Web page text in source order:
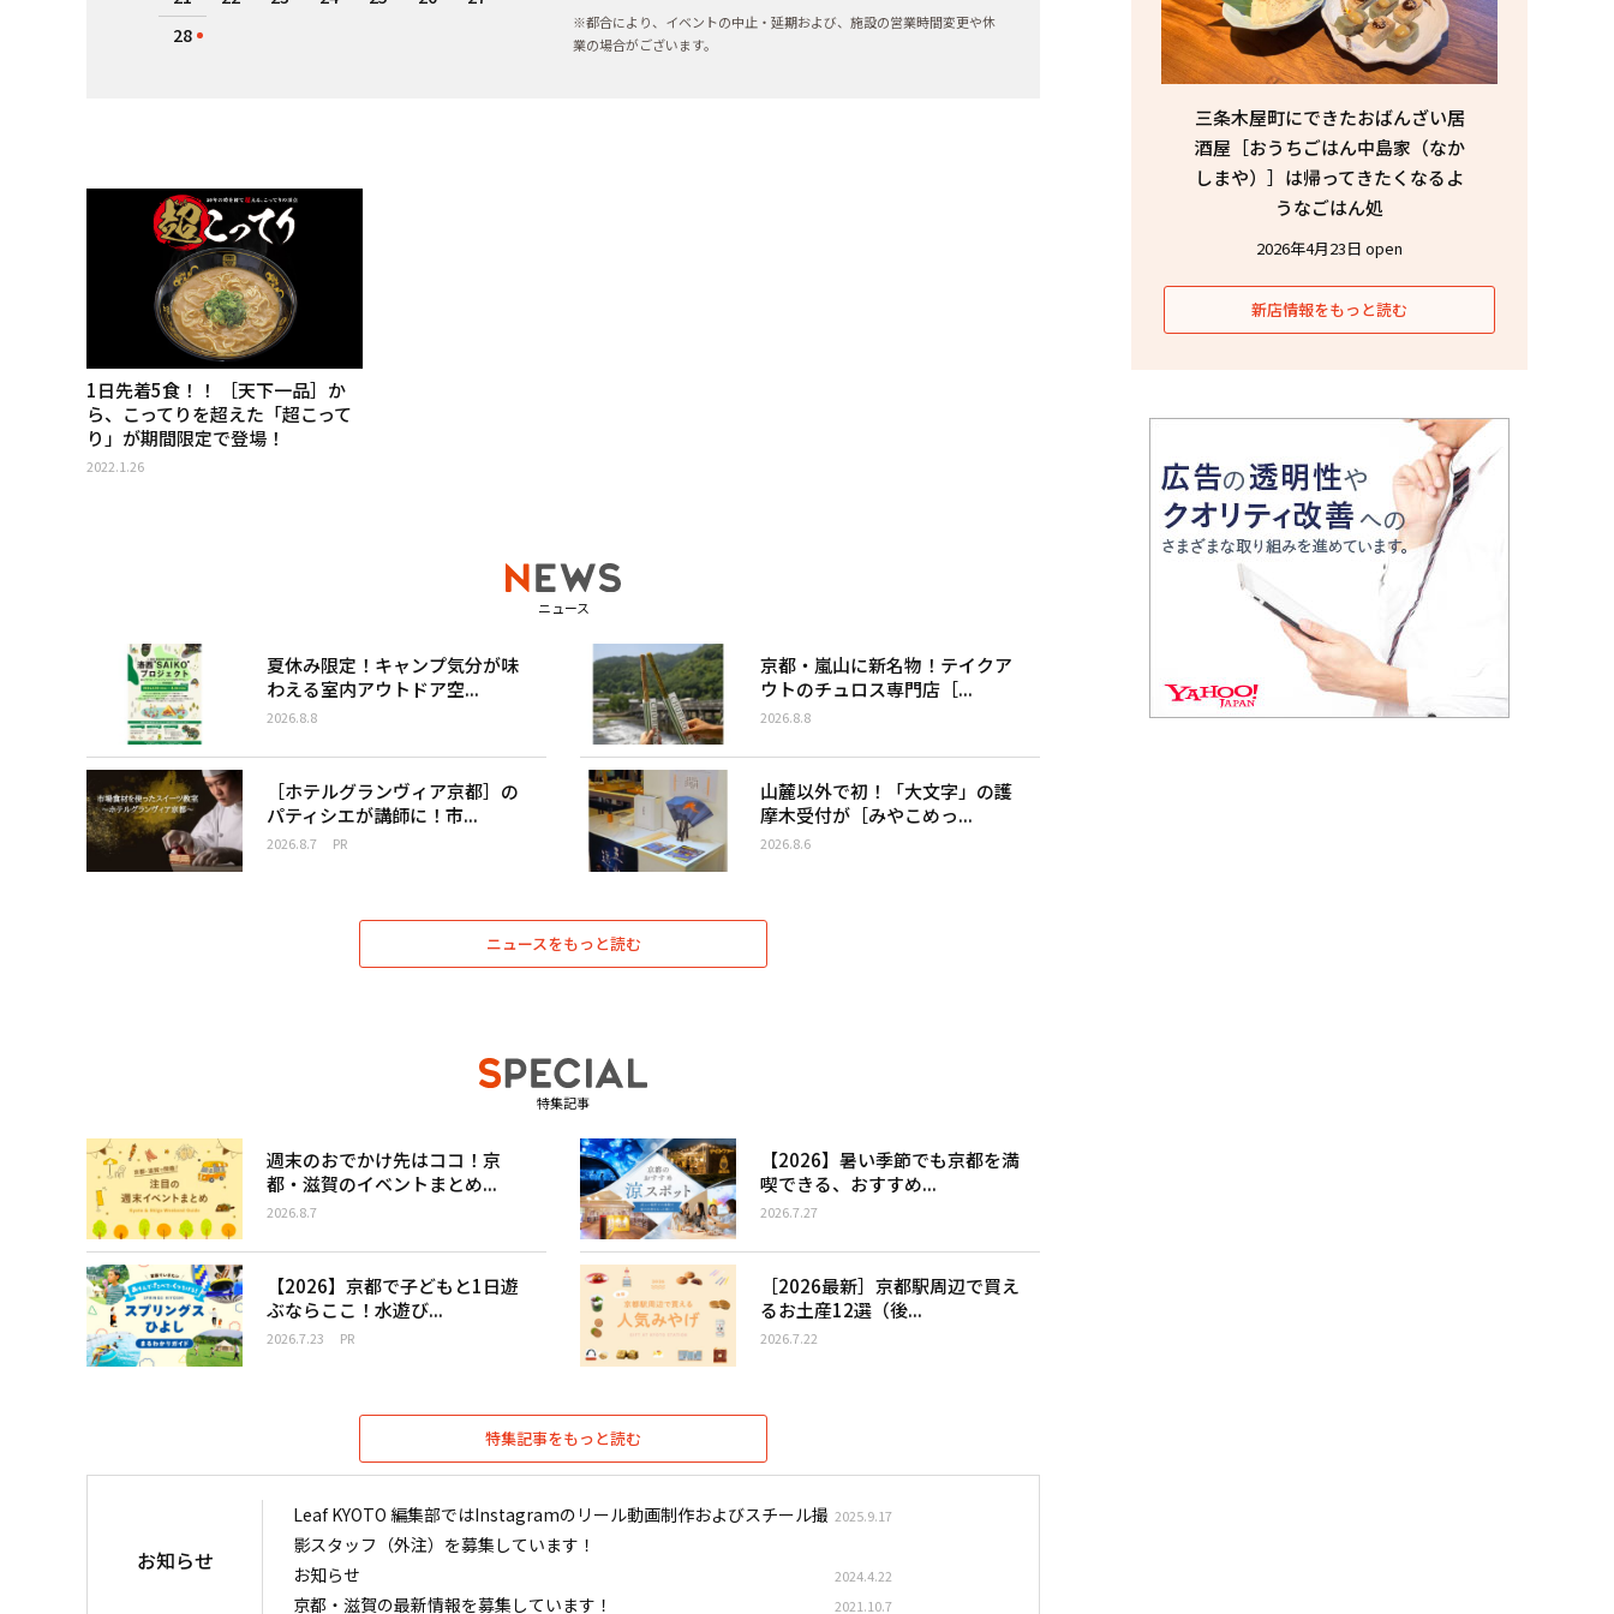
28
※都合により、イベントの中止・延期および、施設の営業時間変更や休
業の場合がございます。
1日先着5食！！ ［天下一品］か
ら、こってりを超えた「超こって
り」が期間限定で登場！
2022.1.26
ニュース
夏休み限定！キャンプ気分が味
わえる室内アウトドア空...
2026.8.8
京都・嵐山に新名物！テイクア
ウトのチュロス専門店［...
2026.8.8
［ホテルグランヴィア京都］の
パティシエが講師に！市...
2026.8.7 PR
山麓以外で初！「大文字」の護
摩木受付が［みやこめっ...
2026.8.6
ニュースをもっと読む
特集記事
週末のおでかけ先はココ！京
都・滋賀のイベントまとめ...
2026.8.7
【2026】暑い季節でも京都を満
喫できる、おすすめ...
2026.7.27
【2026】京都で子どもと1日遊
ぶならここ！水遊び...
2026.7.23 PR
［2026最新］京都駅周辺で買え
るお土産12選（後...
2026.7.22
特集記事をもっと読む
三条木屋町にできたおばんざい居
酒屋［おうちごはん中島家（なか
しまや）］は帰ってきたくなるよ
うなごはん処
2026年4月23日 open
新店情報をもっと読む
お知らせ
Leaf KYOTO 編集部ではInstagramのリール動画制作およびスチール撮
影スタッフ（外注）を募集しています！
2025.9.17
お知らせ 2024.4.22
京都・滋賀の最新情報を募集しています！ 2021.10.7